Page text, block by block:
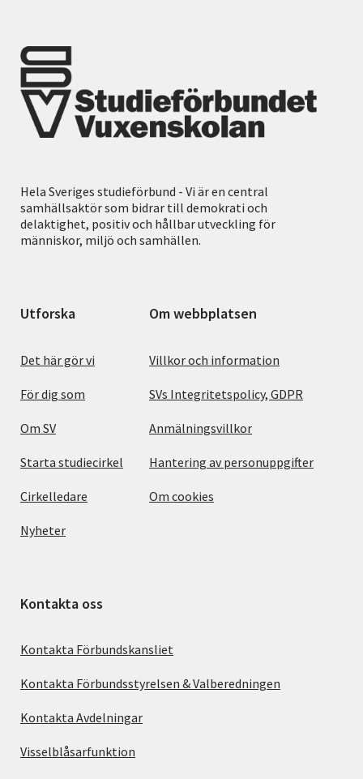
Hela Sveriges studieförbund - Vi är en central
samhällsaktör som bidrar till demokrati och
delaktighet, positiv och hållbar utveckling för
människor, miljö och samhällen.
Utforska
Det här gör vi
För dig som
Om SV
Starta studiecirkel
Cirkelledare
Nyheter
Om webbplatsen
Villkor och information
SVs Integritetspolicy, GDPR
Anmälningsvillkor
Hantering av personuppgifter
Om cookies
Kontakta oss
Kontakta Förbundskansliet
Kontakta Förbundsstyrelsen & Valberedningen
Kontakta Avdelningar
Visselblåsarfunktion